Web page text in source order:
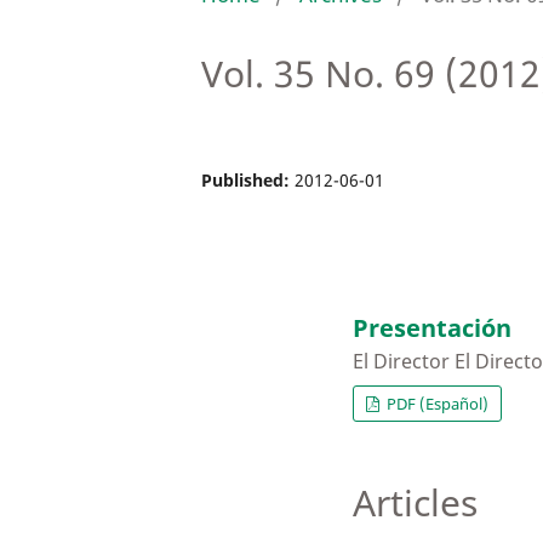
Vol. 35 No. 69
Published: 2012-06-01
Presentación
El Director El
PDF (Español)
Articles